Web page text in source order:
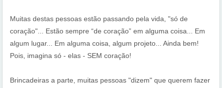
Muitas destas pessoas estão passando pela vida, "só de
coração"... Estão sempre “de coração” em alguma coisa... Em
algum lugar... Em alguma coisa, algum projeto... Ainda bem!
Pois, imagina só - elas - SEM coração!
Brincadeiras a parte, muitas pessoas "dizem" que querem fazer